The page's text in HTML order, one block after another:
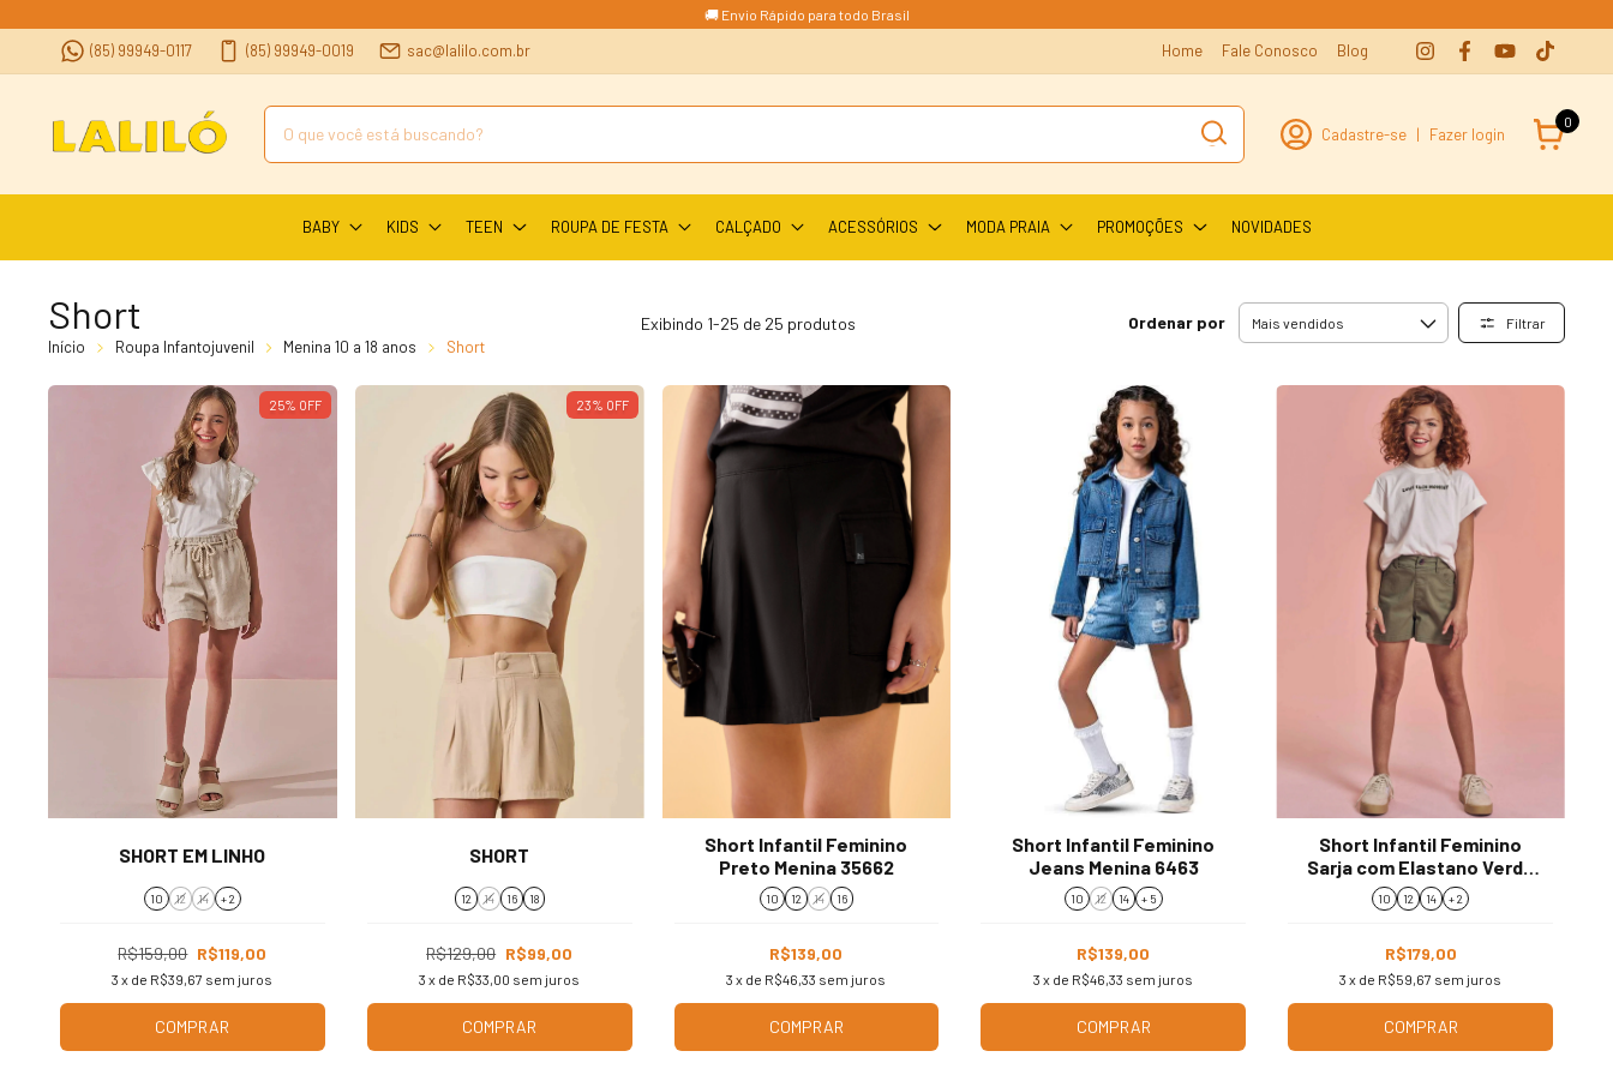
🚚 Envio Rápido para todo Brasil
(85) 99949-0117 (85) 99949-0019 sac@lalilo.com.br Home Fale Conosco Blog
Cadastre-se | Fazer login
0
BABY KIDS TEEN ROUPA DE FESTA CALÇADO ACESSÓRIOS MODA PRAIA PROMOÇÕES NOVIDADES
Short
Início Roupa Infantojuvenil Menina 10 a 18 anos Short
Exibindo 1-25 de 25 produtos Ordenar por Filtrar
25% OFF
SHORT EM LINHO
10 12 14 + 2
R$159,00 R$119,00
3 x de R$39,67 sem juros
COMPRAR
23% OFF
SHORT
12 14 16 18
R$129,00 R$99,00
3 x de R$33,00 sem juros
COMPRAR
Short Infantil Feminino
Preto Menina 35662
10 12 14 16
R$139,00
3 x de R$46,33 sem juros
COMPRAR
Short Infantil Feminino
Jeans Menina 6463
10 12 14 + 5
R$139,00
3 x de R$46,33 sem juros
COMPRAR
Short Infantil Feminino
Sarja com Elastano Verde
92698
10 12 14 + 2
R$179,00
3 x de R$59,67 sem juros
COMPRAR